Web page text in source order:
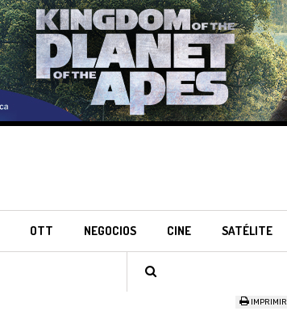
OTT NEGOCIOS CINE SATÉLITE
IMPRIMIR